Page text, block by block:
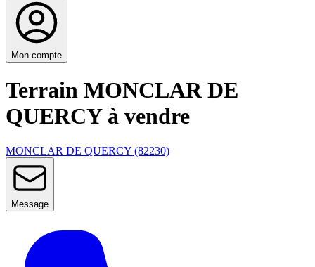
Mon compte
Terrain MONCLAR DE
QUERCY à vendre
MONCLAR DE QUERCY (82230)
Message